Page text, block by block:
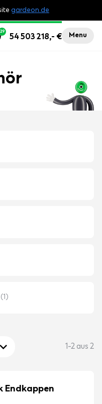
gardeon.de
Menu
54 503 218,- €
29
(1)
1-2 aus 2
Endkappen